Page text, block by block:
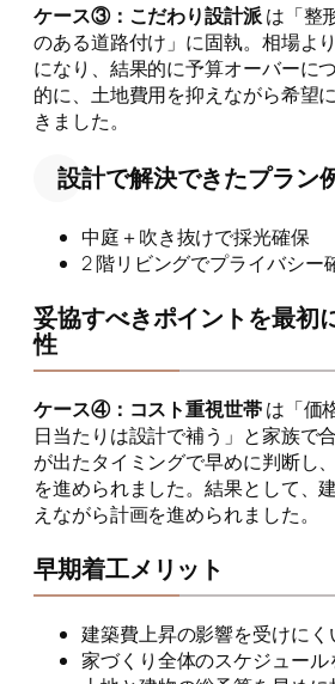
ケース③：こだわり設計派は「整
のある道路付け」に固執。相場よ
になり、結果的に予算オーバーに
的に、土地費用を抑えながら希望
きました。
設計で解決できたプラン
中庭＋吹き抜けで採光確保
2 階リビングでプライバシー
妥協すべきポイントを最初
性
ケース④：コスト重視世帯は「価
日当たりは設計で補う」と家族で
が出たタイミングで早めに判断し
を進められました。結果として、
えながら計画を進められました。
早期着工メリット
建築費上昇の影響を受けにく
家づくり全体のスケジュール